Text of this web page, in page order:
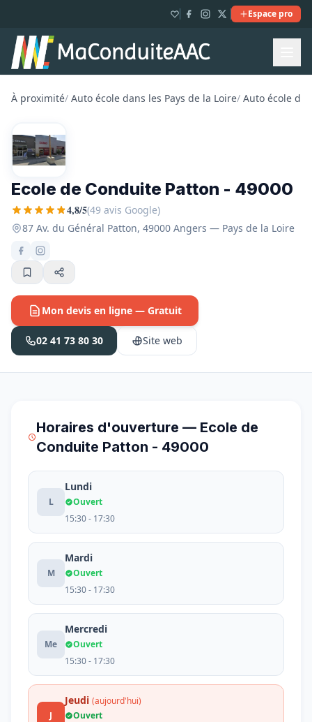
Espace pro
À proximité/ Auto école dans les Pays de la Loire/ Auto école
Ecole de Conduite Patton - 49000
4,8/5(49 avis Google)
87 Av. du Général Patton, 49000 Angers — Pays de la Loire
Mon devis en ligne — Gratuit
02 41 73 80 30 Site web
Horaires d'ouverture — Ecole de
Conduite Patton - 49000
L
Lundi
Ouvert
15:30 - 17:30
M
Mardi
Ouvert
15:30 - 17:30
Me
Mercredi
Ouvert
15:30 - 17:30
J
Jeudi (aujourd'hui)
Ouvert